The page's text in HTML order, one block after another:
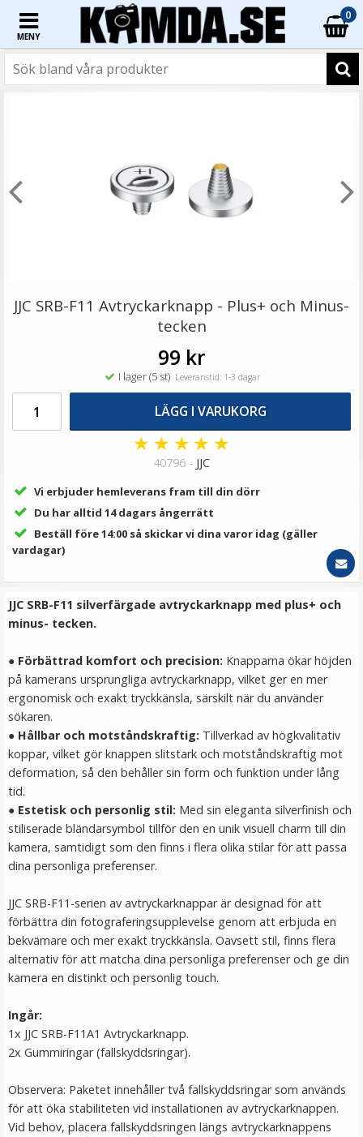
MENY
0
69 kr
LÄGG I VARUKORG
JJC Mjuk avtryckarknapp konkav Soft release button -
★★★★★
69 kr
LÄGG I VARUKORG
JJC Mjuk avtryckarknapp konkav Soft release button -
Mörkröd
69 kr
LÄGG I VARUKORG
JJC SRB-F11 Avtryckarknapp - Plus+ och Minus-
tecken
99 kr
I lager (5 st) Leveranstid: 1-3 dagar
LÄGG I VARUKORG
★ ★ ★ ★ ★
40796 - JJC
Vi erbjuder hemleverans fram till din dörr
Du har alltid 14 dagars ångerrätt
Beställ före 14:00 så skickar vi dina varor idag (gäller
vardagar)
JJC SRB-F11 silverfärgade avtryckarknapp med plus+ och
minus- tecken.
● Förbättrad komfort och precision: Knapparna ökar höjden
på kamerans ursprungliga avtryckarknapp, vilket ger en mer
ergonomisk och exakt tryckkänsla, särskilt när du använder
sökaren.
● Hållbar och motståndskraftig: Tillverkad av högkvalitativ
koppar, vilket gör knappen slitstark och motståndskraftig mot
deformation, så den behåller sin form och funktion under lång
tid.
● Estetisk och personlig stil: Med sin eleganta silverfinish och
stiliserade bländarsymbol tillför den en unik visuell charm till din
kamera, samtidigt som den finns i flera olika stilar för att passa
dina personliga preferenser.
JJC SRB-F11-serien av avtryckarknappar är designad för att
förbättra din fotograferingsupplevelse genom att erbjuda en
bekvämare och mer exakt tryckkänsla. Oavsett stil, finns flera
alternativ för att matcha dina personliga preferenser och ge din
kamera en distinkt och personlig touch.
Ingår:
1x JJC SRB-F11A1 Avtryckarknapp.
2x Gummiringar (fallskyddsringar).
Observera: Paketet innehåller två fallskyddsringar som används
för att öka stabiliteten vid installationen av avtryckarknappen.
Vid behov, placera fallskyddsringen längs avtryckarknappens